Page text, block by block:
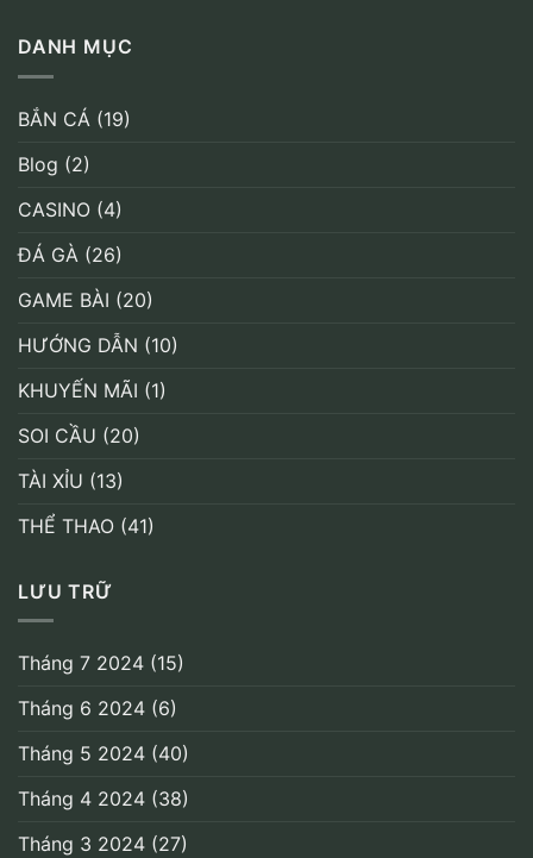
DANH MỤC
BẮN CÁ (19)
Blog (2)
CASINO (4)
ĐÁ GÀ (26)
GAME BÀI (20)
HƯỚNG DẪN (10)
KHUYẾN MÃI (1)
SOI CẦU (20)
TÀI XỈU (13)
THỂ THAO (41)
LƯU TRỮ
Tháng 7 2024 (15)
Tháng 6 2024 (6)
Tháng 5 2024 (40)
Tháng 4 2024 (38)
Tháng 3 2024 (27)